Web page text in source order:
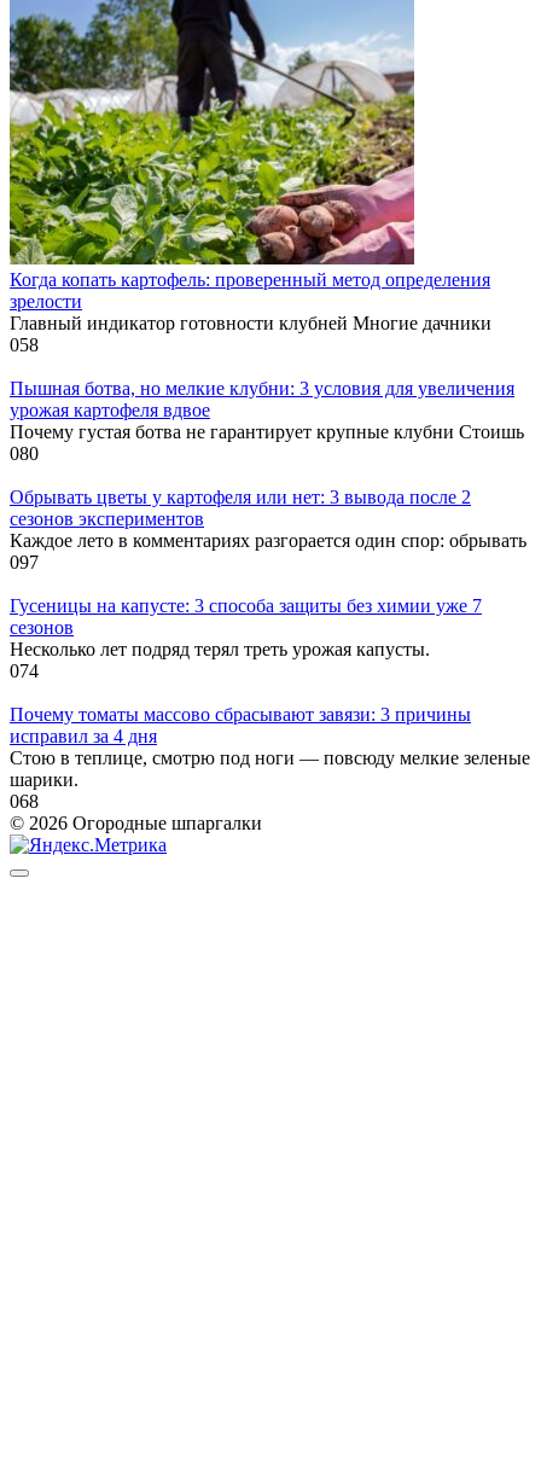
Когда копать картофель: проверенный метод определения
зрелости
Главный индикатор готовности клубней Многие дачники
058
Пышная ботва, но мелкие клубни: 3 условия для увеличения
урожая картофеля вдвое
Почему густая ботва не гарантирует крупные клубни Стоишь
080
Обрывать цветы у картофеля или нет: 3 вывода после 2
сезонов экспериментов
Каждое лето в комментариях разгорается один спор: обрывать
097
Гусеницы на капусте: 3 способа защиты без химии уже 7
сезонов
Несколько лет подряд терял треть урожая капусты.
074
Почему томаты массово сбрасывают завязи: 3 причины
исправил за 4 дня
Стою в теплице, смотрю под ноги — повсюду мелкие зеленые
шарики.
068
© 2026 Огородные шпаргалки